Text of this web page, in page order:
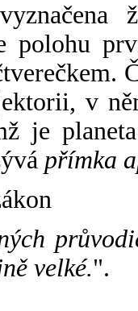
polohu
v
je
přímka
velké.".